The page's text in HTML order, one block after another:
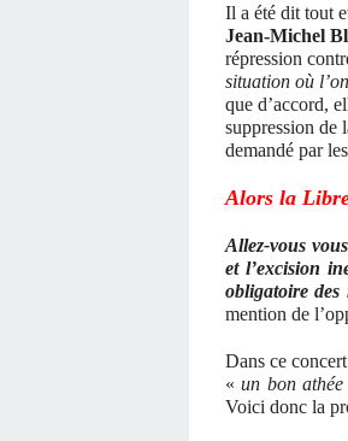
Il a été dit tout
Jean-Michel
répression
situation où
que d’accord,
suppression de
demandé par
Alors la
Allez-vous
et l’excision
obligatoire des
mention de
Dans ce
«un bon athée
Voici donc la